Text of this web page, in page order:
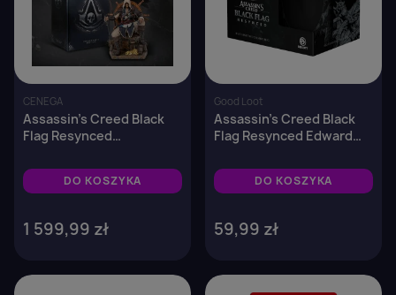
CENEGA
Assassin's Creed Black
Flag Resynced
DO KOSZYKA
1 599,99 zł
Good Loot
Assassin's Creed Black
Flag Resynced Edward
termoaktywny)
DO KOSZYKA
59,99 zł
Anuluj Zaloguj się